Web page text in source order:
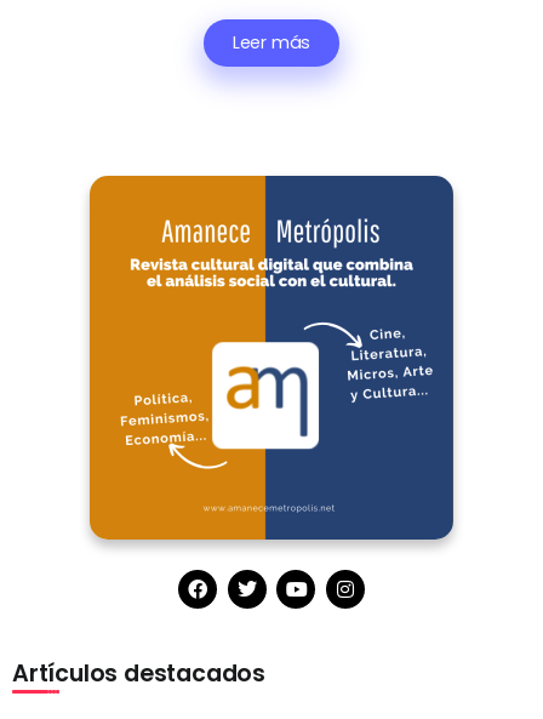
Leer más
Artículos destacados